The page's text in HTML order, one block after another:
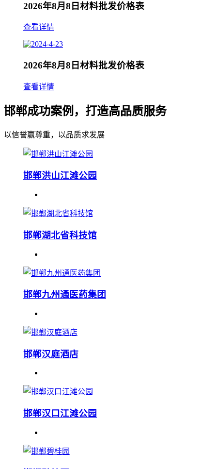
2026年8月8日材料批发价格表
查看详情
2026年8月8日材料批发价格表
查看详情
邯郸成功案例，打造高品质服务
以信誉赢尊重，以品质求发展
邯郸洪山江滩公园
邯郸湖北省科技馆
邯郸九州通医药集团
邯郸汉庭酒店
邯郸汉口江滩公园